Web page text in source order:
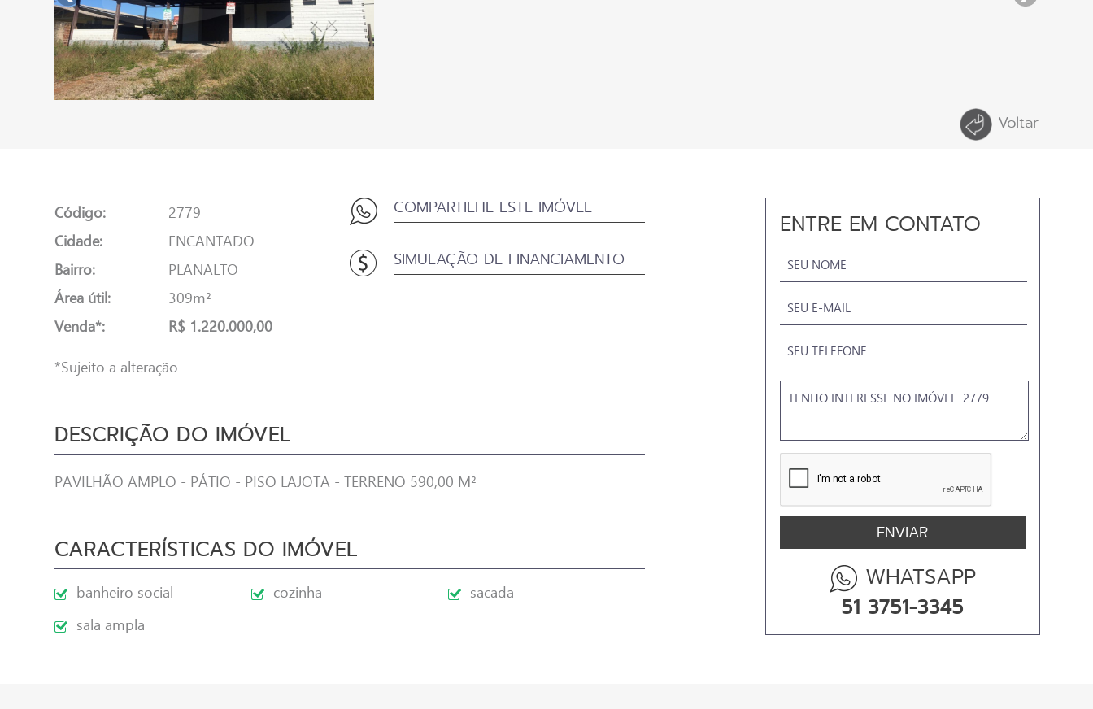
Voltar
Código:
2779
Cidade:
ENCANTADO
Bairro:
PLANALTO
Área útil:
309m²
Venda*:
R$ 1.220.000,00
*Sujeito a alteração
COMPARTILHE ESTE IMÓVEL
SIMULAÇÃO DE FINANCIAMENTO
DESCRIÇÃO DO IMÓVEL
PAVILHÃO AMPLO - PÁTIO - PISO LAJOTA - TERRENO 590,00 M²
CARACTERÍSTICAS DO IMÓVEL
banheiro social cozinha
sacada
sala ampla
ENTRE EM CONTATO
WHATSAPP
51 3751-3345